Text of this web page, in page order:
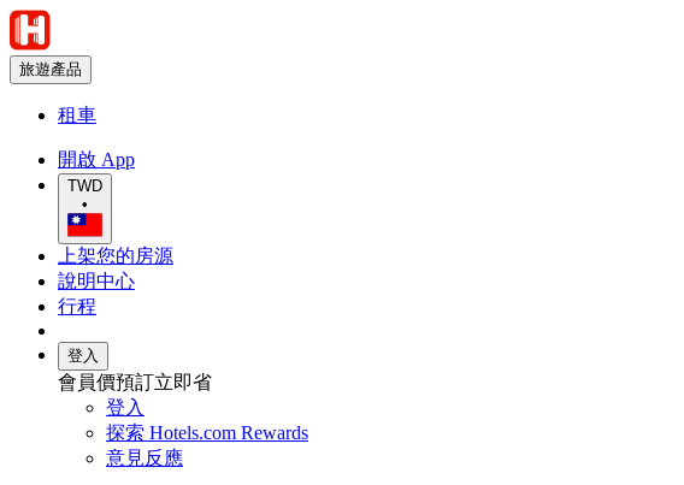
旅遊產品
租車
開啟 App
TWD
•
上架您的房源
說明中心
行程
登入
會員價預訂立即省
登入
探索 Hotels.com Rewards
意見反應